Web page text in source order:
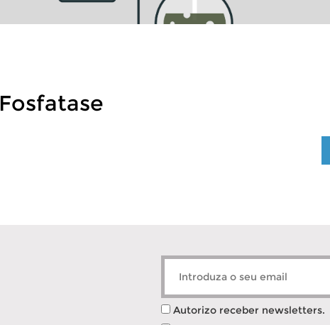
Fosfatase
Autorizo receber newsletters.